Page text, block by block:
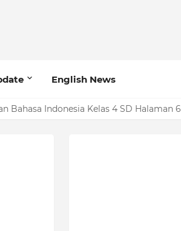
English News
Bahasa Indonesia Kelas 4 SD Halaman 6